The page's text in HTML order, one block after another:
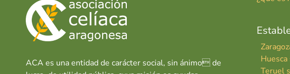
ACA es una entidad de carácter social, sin ánimo de
Teruel